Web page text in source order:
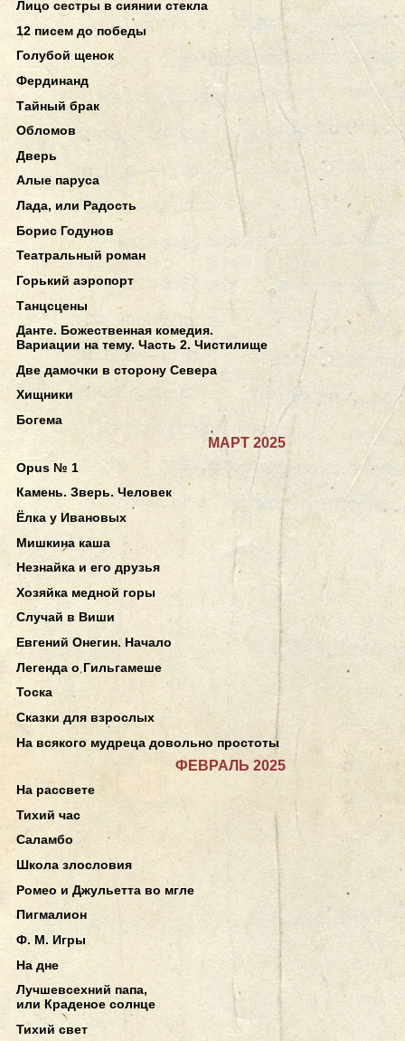
Лицо сестры в сиянии стекла
12 писем до победы
Голубой щенок
Фердинанд
Тайный брак
Обломов
Дверь
Алые паруса
Лада, или Радость
Борис Годунов
Театральный роман
Горький аэропорт
Танцсцены
Данте. Божественная комедия.
Вариации на тему. Часть 2. Чистилище
Две дамочки в сторону Севера
Хищники
Богема
МАРТ 2025
Opus № 1
Камень. Зверь. Человек
Ёлка у Ивановых
Мишкина каша
Незнайка и его друзья
Хозяйка медной горы
Случай в Виши
Евгений Онегин. Начало
Легенда о Гильгамеше
Тоска
Сказки для взрослых
На всякого мудреца довольно простоты
ФЕВРАЛЬ 2025
На рассвете
Тихий час
Саламбо
Школа злословия
Ромео и Джульетта во мгле
Пигмалион
Ф. М. Игры
На дне
Лучшевсехний папа,
или Краденое солнце
Тихий свет